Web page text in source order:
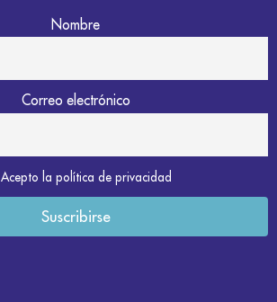
Nombre
Correo electrónico
Acepto la política de privacidad